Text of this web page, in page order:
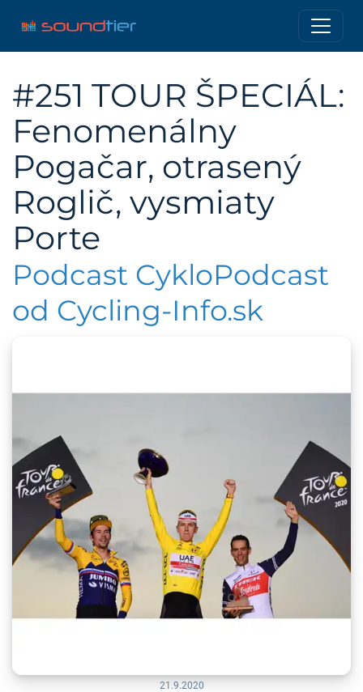
#251 TOUR ŠPECIÁL:
Fenomenálny
Pogačar, otrasený
Roglič, vysmiaty
Porte
Podcast CykloPodcast
od Cycling-Info.sk
21.9.2020